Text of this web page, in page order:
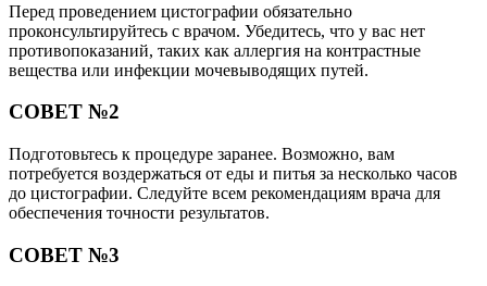
Перед проведением цистографии обязательно
проконсультируйтесь с врачом. Убедитесь, что у вас нет
противопоказаний, таких как аллергия на контрастные
вещества или инфекции мочевыводящих путей.
СОВЕТ №2
Подготовьтесь к процедуре заранее. Возможно, вам
потребуется воздержаться от еды и питья за несколько часов
до цистографии. Следуйте всем рекомендациям врача для
обеспечения точности результатов.
СОВЕТ №3